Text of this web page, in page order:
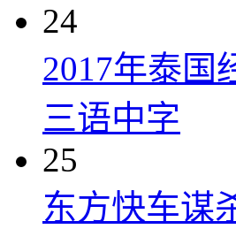
24
2017年泰国
三语中字
25
东方快车谋